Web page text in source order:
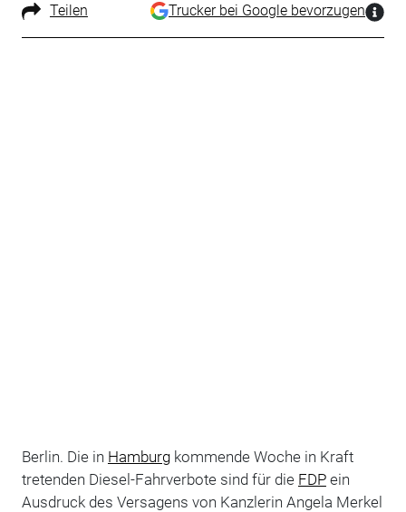
Teilen Trucker bei Google bevorzugen
Berlin. Die in Hamburgkommende Woche in Kraft
tretenden Diesel-Fahrverbote sind für die FDPein
Ausdruck des Versagens von Kanzlerin Angela Merkel